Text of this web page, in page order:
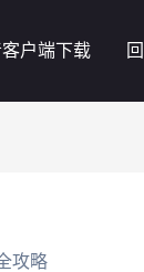
户端下载
攻略